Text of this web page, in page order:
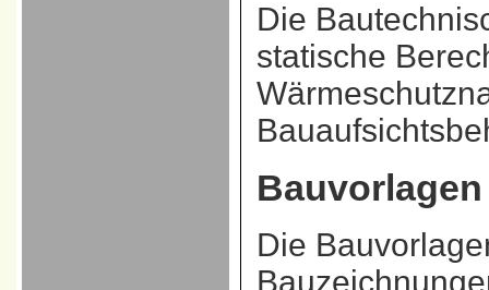
Die
statische
Bauvorlagen
Die